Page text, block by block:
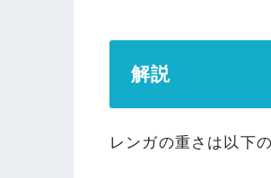
解説
レンガの重さは以下